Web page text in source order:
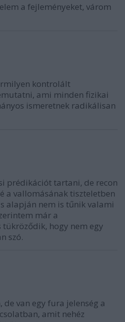
a fejleményeket, várom
kontrolált
ami minden fizikai
ismeretnek radikálisan
prédikációt tartani, de recon
a vallomásának tiszteletben
alapján nem is tűnik valami
már a
hogy nem egy
szó.
van egy fura jelenség a
amit nehéz